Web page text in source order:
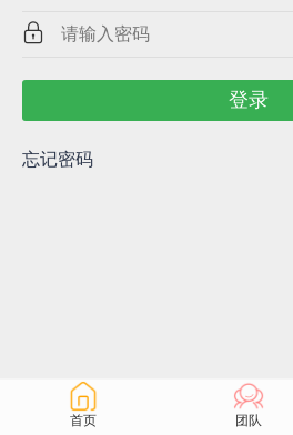
登录
忘记密码
首页 团队